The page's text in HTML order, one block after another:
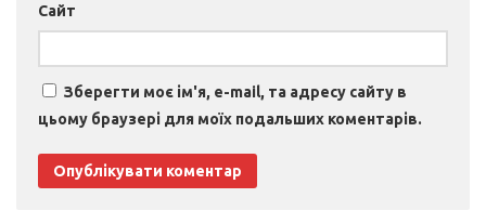
Сайт
Зберегти моє ім'я, e-mail, та адресу сайту в
цьому браузері для моїх подальших коментарів.